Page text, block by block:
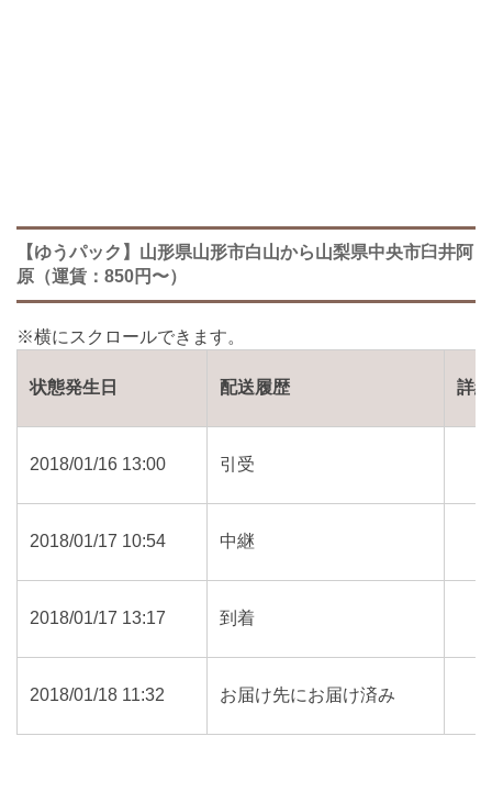
【ゆうパック】山形県山形市白山から山梨県中央市臼井阿
原（運賃：850円〜）
状態発生日 配送履歴 詳細
2018/01/16 13:00 引受
2018/01/17 10:54 中継
2018/01/17 13:17 到着
2018/01/18 11:32 お届け先にお届け済み